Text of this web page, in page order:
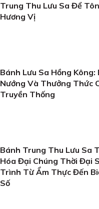
Trung Thu Lưu Sa Để
Hương Vị
Bánh Lưu Sa Hồng Kông:
Nướng Và Thưởng Thức
Truyền Thống
Bánh Trung Thu Lưu Sa
Hóa Đại Chúng Thời Đại
Trình Từ Ẩm Thực Đến
Số